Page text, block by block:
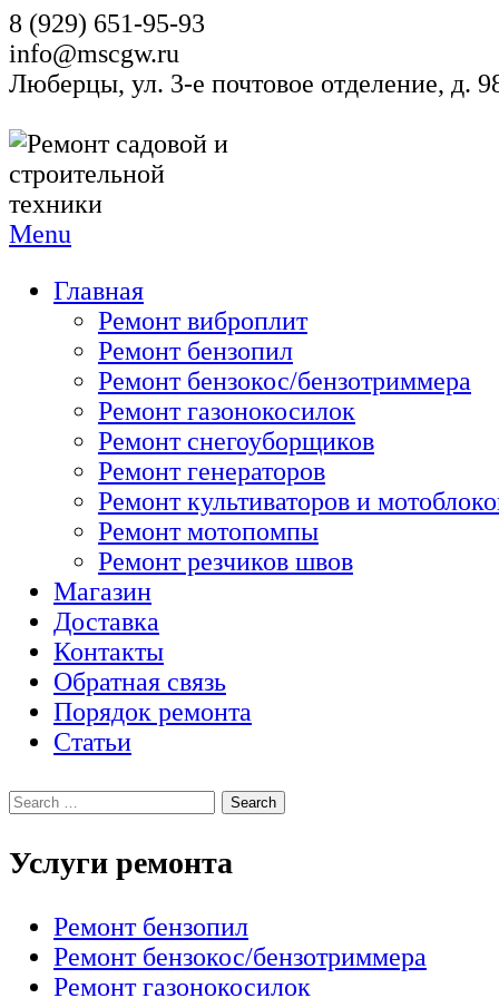
8 (929) 651-95-93
info@mscgw.ru
Люберцы, ул. 3-е почтовое отделение, д.
Menu
Главная
Ремонт виброплит
Ремонт бензопил
Ремонт бензокос/бензотриммера
Ремонт газонокосилок
Ремонт снегоуборщиков
Ремонт генераторов
Ремонт культиваторов и
Ремонт мотопомпы
Ремонт резчиков швов
Магазин
Доставка
Контакты
Обратная связь
Порядок ремонта
Статьи
Услуги ремонта
Ремонт бензопил
Ремонт бензокос/бензотриммера
Ремонт газонокосилок